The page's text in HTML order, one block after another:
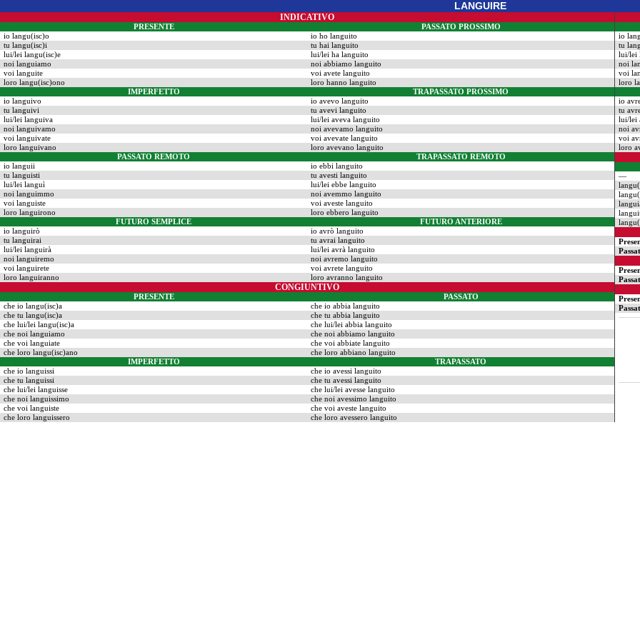
LANGUIRE
INDICATIVO
PRESENTE
PASSATO PROSSIMO
io langu(isc)o
io ho languito
tu langu(isc)i
tu hai languito
lui/lei langu(isc)e
lui/lei ha languito
noi languiamo
noi abbiamo languito
voi languite
voi avete languito
loro langu(isc)ono
loro hanno languito
IMPERFETTO
TRAPASSATO PROSSIMO
io languivo
io avevo languito
tu languivi
tu avevi languito
lui/lei languiva
lui/lei aveva languito
noi languivamo
noi avevamo languito
voi languivate
voi avevate languito
loro languivano
loro avevano languito
PASSATO REMOTO
TRAPASSATO REMOTO
io languii
io ebbi languito
tu languisti
tu avesti languito
lui/lei languì
lui/lei ebbe languito
noi languimmo
noi avemmo languito
voi languiste
voi aveste languito
loro languirono
loro ebbero languito
FUTURO SEMPLICE
FUTURO ANTERIORE
io languirò
io avrò languito
tu languirai
tu avrai languito
lui/lei languirà
lui/lei avrà languito
noi languiremo
noi avremo languito
voi languirete
voi avrete languito
loro languiranno
loro avranno languito
CONGIUNTIVO
PRESENTE
PASSATO
che io langu(isc)a
che io abbia languito
che tu langu(isc)a
che tu abbia languito
che lui/lei langu(isc)a
che lui/lei abbia languito
che noi languiamo
che noi abbiamo languito
che voi languiate
che voi abbiate languito
che loro langu(isc)ano
che loro abbiano languito
IMPERFETTO
TRAPASSATO
che io languissi
che io avessi languito
che tu languissi
che tu avessi languito
che lui/lei languisse
che lui/lei avesse languito
che noi languissimo
che noi avessimo languito
che voi languiste
che voi aveste languito
che loro languissero
che loro avessero languito
io
tu
lui/lei
noi
voi
loro
io
tu
lui/lei
noi
voi
loro
—